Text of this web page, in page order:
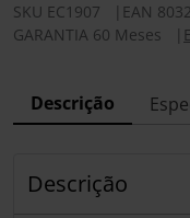
SKU EC1907 EAN
GARANTIA 60 Meses
Descrição
Descrição